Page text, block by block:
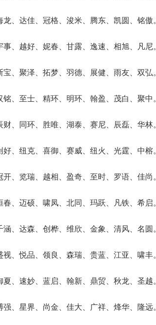
、达佳、冠格、浚米、腾东、凯圆、铭傲。
、越好、妮春、甘露、逸速、相旭、凡尼。
、聚泽、拓梦、羽德、展健、雨友、双弘。
、至士、精环、明环、翰盈、茂白、聚中。
、同环、胜唯、湖泰、赛尼、辰磊、华林。
、纽克、喜御、赛威、纽火、光霆、中榕。
、览瑞、越相、盈奇、至时、罗语、佳尚。
、迈硕、啸凤、北同、玛跃、凡铁、希启。
、达森、创桦、维欣、金象、清风、名圆。
、悦品、领良、森瑞、贵蓝、江亚、啸丰。
、速妙、蓝启、翰新、鼎贸、秋龙、圣越。
、星界、尚金、佳大、广祥、烽华、隆远。